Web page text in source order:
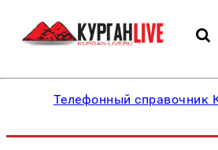
Телефонный справочник